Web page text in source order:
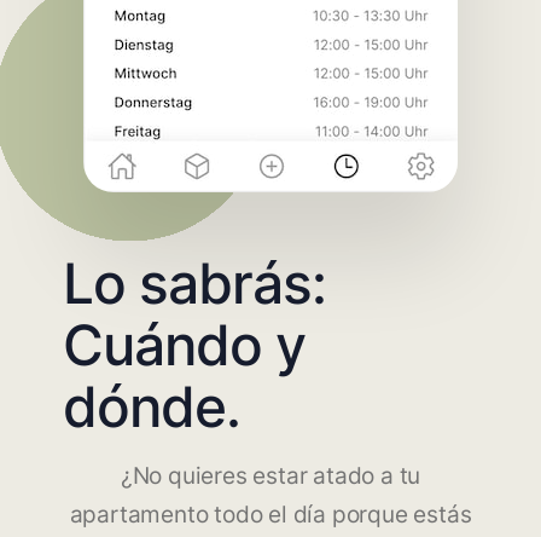
Lo sabrás:
Cuándo y
dónde.
¿No quieres estar atado a tu
apartamento todo el día porque estás